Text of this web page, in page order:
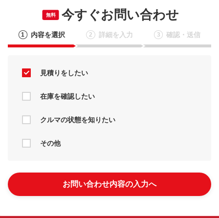
無料 今すぐお問い合わせ
1 内容を選択 2 詳細を入力 3 確認・送信
見積りをしたい
在庫を確認したい
クルマの状態を知りたい
その他
お問い合わせ内容の入力へ